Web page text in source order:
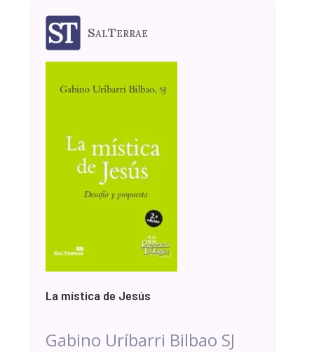
SalTerrae
La mística de Jesús
Gabino Uríbarri Bilbao SJ